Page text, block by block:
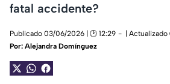
fatal accidente?
Publicado 03/06/2026 | 🕑 12:29
| Actualizado
Por: Alejandra Domínguez